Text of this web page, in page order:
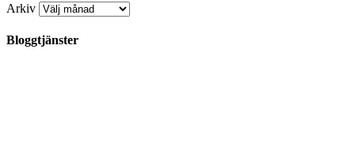
Arkiv
Bloggtjänster